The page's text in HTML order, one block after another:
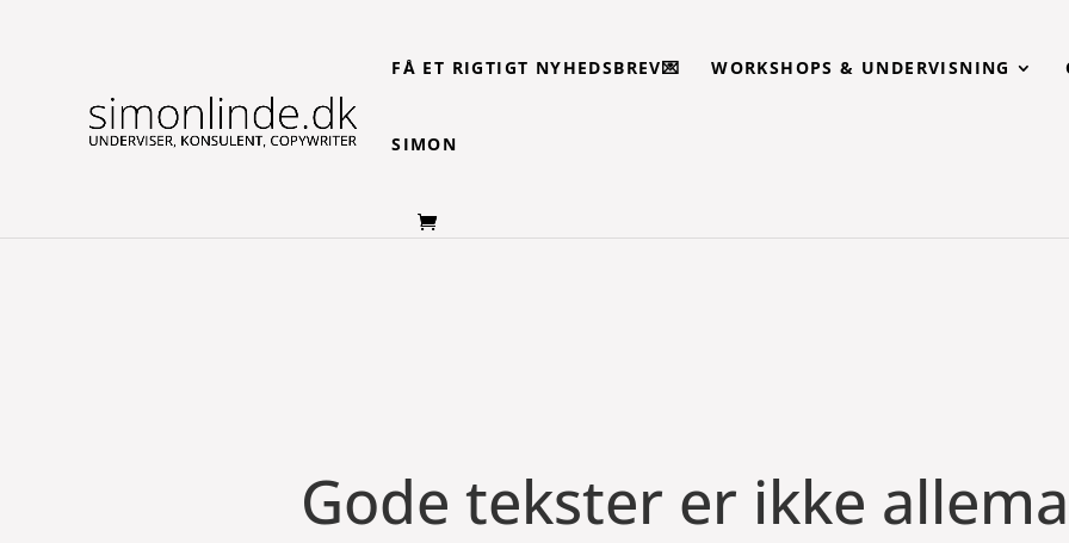
FÅ ET RIGTIGT NYHEDSBREV💌 WORKSHOPS & UNDERVISNING
SIMON
Gode tekster er ikke